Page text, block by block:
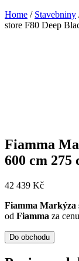
Home / Stavebniny
store F80 Deep
Fiamma
600 cm 275
42 439 Kč
Fiamma Markýza
od Fiamma za
Do obchodu